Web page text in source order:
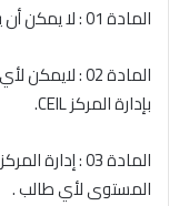
المادة 01 : لا يمكن أن يتم تعويض حقوق التسجيل أو الإبلاغ عنها .
المادة 02 :
بإدارة المركز CEIL.
المستوى لأي طالب .